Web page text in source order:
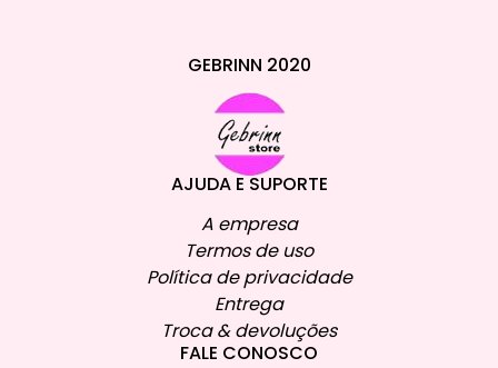
GEBRINN 2020
AJUDA E SUPORTE
A empresa
Termos de uso
Política de privacidade
Entrega
Troca & devoluções
FALE CONOSCO